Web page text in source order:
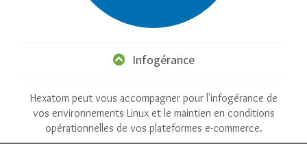
Infogérance
Hexatom peut vous accompagner pour l'infogérance de
vos environnements Linux et le maintien en conditions
opérationnelles de vos plateformes e-commerce.